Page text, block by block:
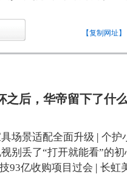
【复制网址】
之后，华帝留下了什
场景适配全面升级 | 个护
别丢了“打开就能看”的初
93亿收购项目过会 | 长虹